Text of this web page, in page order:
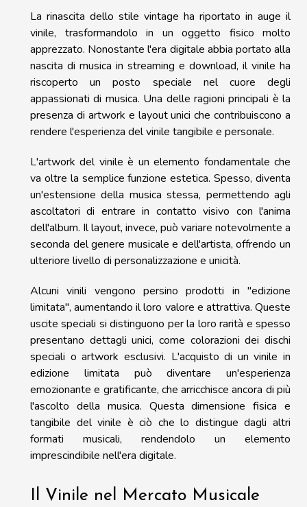
La rinascita dello stile vintage ha riportato in auge il
vinile, trasformandolo in un oggetto fisico molto
apprezzato. Nonostante l'era digitale abbia portato alla
nascita di musica in streaming e download, il vinile ha
riscoperto un posto speciale nel cuore degli
appassionati di musica. Una delle ragioni principali è la
presenza di artwork e layout unici che contribuiscono a
rendere l'esperienza del vinile tangibile e personale.
L'artwork del vinile è un elemento fondamentale che
va oltre la semplice funzione estetica. Spesso, diventa
un'estensione della musica stessa, permettendo agli
ascoltatori di entrare in contatto visivo con l'anima
dell'album. Il layout, invece, può variare notevolmente a
seconda del genere musicale e dell'artista, offrendo un
ulteriore livello di personalizzazione e unicità.
Alcuni vinili vengono persino prodotti in "edizione
limitata", aumentando il loro valore e attrattiva. Queste
uscite speciali si distinguono per la loro rarità e spesso
presentano dettagli unici, come colorazioni dei dischi
speciali o artwork esclusivi. L'acquisto di un vinile in
edizione limitata può diventare un'esperienza
emozionante e gratificante, che arricchisce ancora di più
l'ascolto della musica. Questa dimensione fisica e
tangibile del vinile è ciò che lo distingue dagli altri
formati musicali, rendendolo un elemento
imprescindibile nell'era digitale.
Il Vinile nel Mercato Musicale